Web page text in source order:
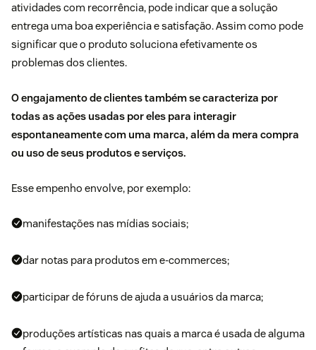
atividades com recorrência, pode indicar que a solução
entrega uma boa experiência e satisfação. Assim como pode
significar que o produto soluciona efetivamente os
problemas dos clientes.
O engajamento de clientes também se caracteriza por
todas as ações usadas por eles para interagir
espontaneamente com uma marca, além da mera compra
ou uso de seus produtos e serviços.
Esse empenho envolve, por exemplo:
manifestações nas mídias sociais;
dar notas para produtos em e-commerces;
participar de fóruns de ajuda a usuários da marca;
produções artísticas nas quais a marca é usada de alguma